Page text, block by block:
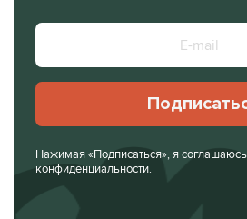
Нажимая «Подписаться», я
конфиденциальности.